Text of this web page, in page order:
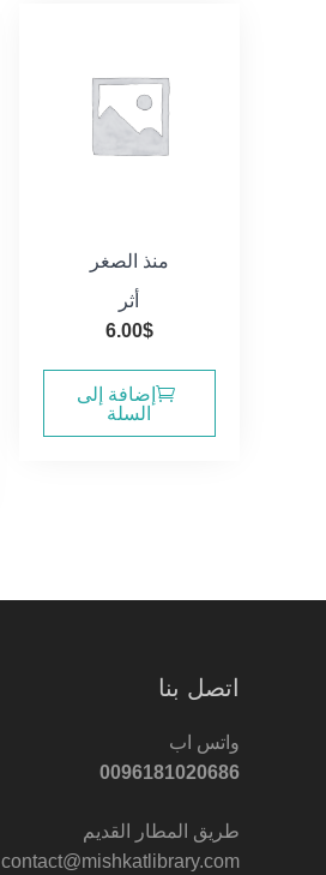
منذ الصغر
أثر
6.00$
إضافة إلى
السلة
اتصل بنا
واتس اب
0096181020686
طريق المطار القديم
contact@mishkatlibrary.com